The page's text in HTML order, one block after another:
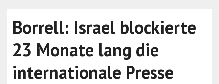
Borrell: Israel blockierte
23 Monate lang die
internationale Presse